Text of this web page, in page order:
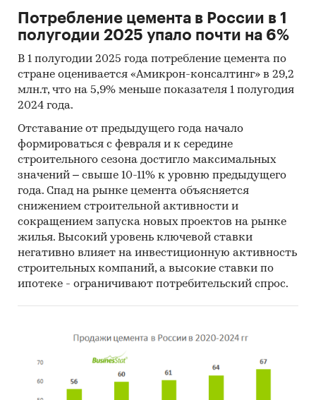
Потребление цемента в России в 1
полугодии 2025 упало почти на 6%
В 1 полугодии 2025 года потребление цемента по
стране оценивается «Амикрон-консалтинг» в 29,2
млн.т, что на 5,9% меньше показателя 1 полугодия
2024 года.
Отставание от предыдущего года начало
формироваться с февраля и к середине
строительного сезона достигло максимальных
значений – свыше 10-11% к уровню предыдущего
года. Спад на рынке цемента объясняется
снижением строительной активности и
сокращением запуска новых проектов на рынке
жилья. Высокий уровень ключевой ставки
негативно влияет на инвестиционную активность
строительных компаний, а высокие ставки по
ипотеке - ограничивают потребительский спрос.